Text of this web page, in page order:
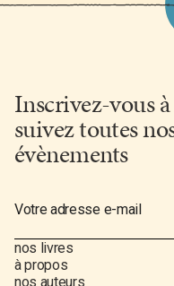
Inscrivez-vous
suivez toutes
évènements
nos livres
à propos
nos auteurs